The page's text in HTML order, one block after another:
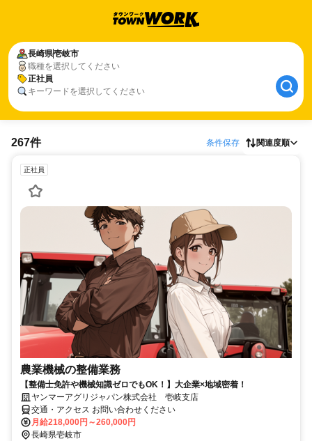
長崎県壱岐市
職種を選択してください
正社員
キーワードを選択してください
267件 条件保存 関連度順
正社員
農業機械の整備業務
【整備士免許や機械知識ゼロでもOK！】大企業×地域密着！
ヤンマーアグリジャパン株式会社 壱岐支店
交通・アクセス お問い合わせください
月給218,000円～260,000円
長崎県壱岐市